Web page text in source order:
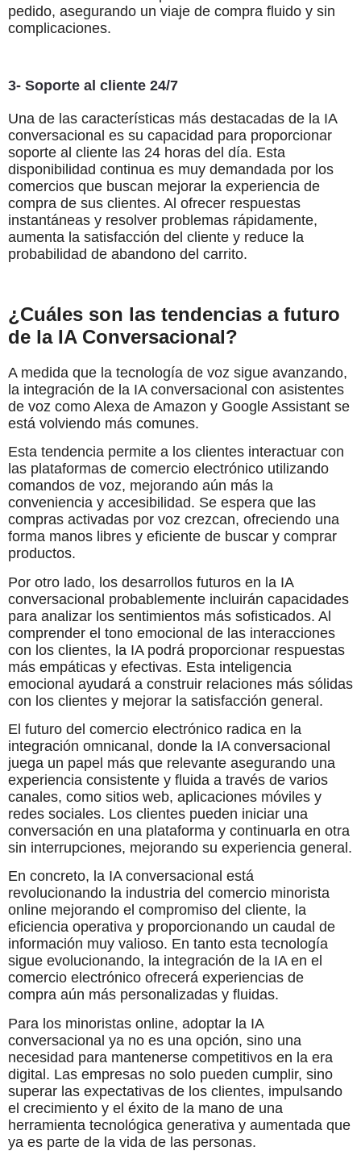
pedido, asegurando un viaje de compra fluido y sin
complicaciones.
3- Soporte al cliente 24/7
Una de las características más destacadas de la IA
conversacional es su capacidad para proporcionar
soporte al cliente las 24 horas del día. Esta
disponibilidad continua es muy demandada por los
comercios que buscan mejorar la experiencia de
compra de sus clientes. Al ofrecer respuestas
instantáneas y resolver problemas rápidamente,
aumenta la satisfacción del cliente y reduce la
probabilidad de abandono del carrito.
¿Cuáles son las tendencias a futuro
de la IA Conversacional?
A medida que la tecnología de voz sigue avanzando,
la integración de la IA conversacional con asistentes
de voz como Alexa de Amazon y Google Assistant se
está volviendo más comunes.
Esta tendencia permite a los clientes interactuar con
las plataformas de comercio electrónico utilizando
comandos de voz, mejorando aún más la
conveniencia y accesibilidad. Se espera que las
compras activadas por voz crezcan, ofreciendo una
forma manos libres y eficiente de buscar y comprar
productos.
Por otro lado, los desarrollos futuros en la IA
conversacional probablemente incluirán capacidades
para analizar los sentimientos más sofisticados. Al
comprender el tono emocional de las interacciones
con los clientes, la IA podrá proporcionar respuestas
más empáticas y efectivas. Esta inteligencia
emocional ayudará a construir relaciones más sólidas
con los clientes y mejorar la satisfacción general.
El futuro del comercio electrónico radica en la
integración omnicanal, donde la IA conversacional
juega un papel más que relevante asegurando una
experiencia consistente y fluida a través de varios
canales, como sitios web, aplicaciones móviles y
redes sociales. Los clientes pueden iniciar una
conversación en una plataforma y continuarla en otra
sin interrupciones, mejorando su experiencia general.
En concreto, la IA conversacional está
revolucionando la industria del comercio minorista
online mejorando el compromiso del cliente, la
eficiencia operativa y proporcionando un caudal de
información muy valioso. En tanto esta tecnología
sigue evolucionando, la integración de la IA en el
comercio electrónico ofrecerá experiencias de
compra aún más personalizadas y fluidas.
Para los minoristas online, adoptar la IA
conversacional ya no es una opción, sino una
necesidad para mantenerse competitivos en la era
digital. Las empresas no solo pueden cumplir, sino
superar las expectativas de los clientes, impulsando
el crecimiento y el éxito de la mano de una
herramienta tecnológica generativa y aumentada que
ya es parte de la vida de las personas.